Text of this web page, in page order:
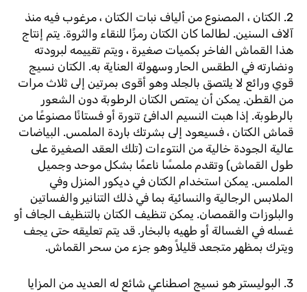
2. الكتان ، المصنوع من ألياف نبات الكتان ، مرغوب فيه منذ
آلاف السنين. لطالما كان الكتان رمزًا للنقاء والثروة. يتم إنتاج
هذا القماش الفاخر بكميات صغيرة ، ويتم تقييمه لبرودته
ونضارته في الطقس الحار وسهولة العناية به. الكتان نسيج
قوي ورائع لا يلتصق بالجلد وهو أقوى بمرتين إلى ثلاث مرات
من القطن. يمكن أن يمتص الكتان الرطوبة دون الشعور
بالرطوبة. إذا هبت النسيم الدافئ تنورة أو فستانًا مصنوعًا من
قماش الكتان ، فسيعود إلى بشرتك باردة الملمس. البياضات
عالية الجودة خالية من النتوءات (تلك العقد الصغيرة على
طول القماش) وتقدم ملمسًا ناعمًا بشكل موحد وجميل
الملمس. يمكن استخدام الكتان في ديكور المنزل وفي
الملابس الرجالية والنسائية بما في ذلك التنانير والفساتين
والبلوزات والقمصان. يمكن تنظيف الكتان بالتنظيف الجاف أو
غسله في الغسالة أو طهيه بالبخار. قد يتم تعليقه حتى يجف
ويترك بمظهر متجعد قليلاً وهو جزء من سحر القماش.
3. البوليستر هو نسيج اصطناعي شائع له العديد من المزايا